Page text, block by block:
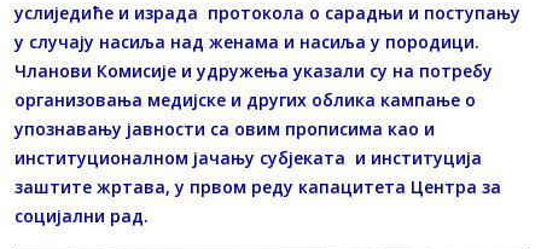
услиједиће и израда протокола о сарадњи и поступању
у случају насиља над женама и насиља у породици.
Чланови Комисије и удружења указали су на потребу
организовања медијске и других облика кампање о
упознавању јавности са овим прописима као и
институционалном јачању субјеката и институција
заштите жртава, у првом реду капацитета Центра за
социјални рад.